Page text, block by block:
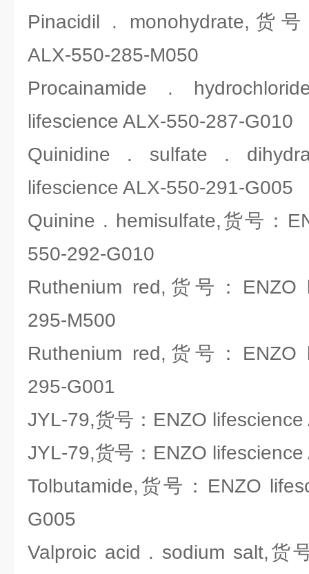
Pinacidil . monohydrate,货
ALX-550-285-M050
Procainamide .
lifescience ALX-550-287-G010
Quinidine . sulfate .
lifescience ALX-550-291-G005
Quinine . hemisulfate,货号：
550-292-G010
Ruthenium red,货号：ENZO
295-M500
Ruthenium red,货号：ENZO
295-G001
JYL-79,货号：ENZO
JYL-79,货号：ENZO
Tolbutamide,货号：ENZO
G005
Valproic acid . sodium salt,货